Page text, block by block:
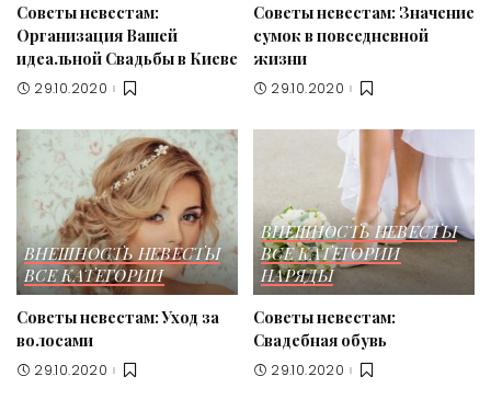
Советы невестам:
Организация Вашей
идеальной Свадьбы в Киеве
29.10.2020
Советы невестам: Значение
сумок в повседневной
жизни
29.10.2020
ВНЕШНОСТЬ НЕВЕСТЫ
ВСЕ КАТЕГОРИИ
Советы невестам: Уход за
волосами
29.10.2020
ВНЕШНОСТЬ НЕВЕСТЫ
ВСЕ КАТЕГОРИИ
НАРЯДЫ
Советы невестам:
Свадебная обувь
29.10.2020